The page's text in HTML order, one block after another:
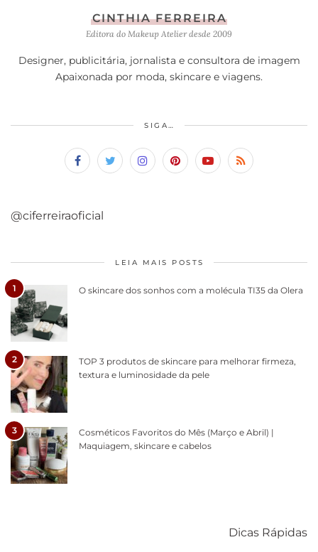
CINTHIA FERREIRA
Editora do Makeup Atelier desde 2009
Designer, publicitária, jornalista e consultora de imagem
Apaixonada por moda, skincare e viagens.
SIGA…
@ciferreiraoficial
LEIA MAIS POSTS
1 O skincare dos sonhos com a molécula TI35 da Olera
2
TOP 3 produtos de skincare para melhorar firmeza,
textura e luminosidade da pele
3
Cosméticos Favoritos do Mês (Março e Abril) |
Maquiagem, skincare e cabelos
Dicas Rápidas
diários
cabelos